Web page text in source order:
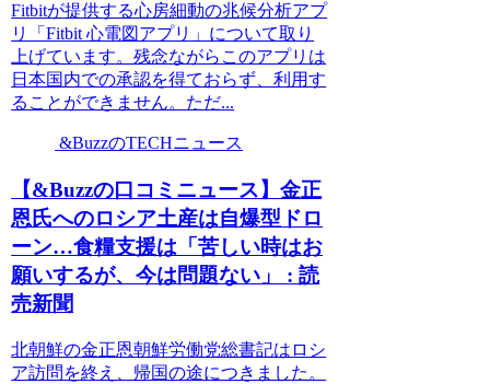
Fitbitが提供する心房細動の兆候分析アプ
リ「Fitbit 心電図アプリ」について取り
上げています。残念ながらこのアプリは
日本国内での承認を得ておらず、利用す
ることができません。ただ...
&BuzzのTECHニュース
【&Buzzの口コミニュース】金正
恩氏へのロシア土産は自爆型ドロ
ーン…食糧支援は「苦しい時はお
願いするが、今は問題ない」 : 読
売新聞
北朝鮮の金正恩朝鮮労働党総書記はロシ
ア訪問を終え、帰国の途につきました。